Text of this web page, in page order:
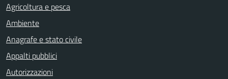
Agricoltura e pesca
Ambiente
Anagrafe e stato civile
Appalti pubblici
Autorizzazioni